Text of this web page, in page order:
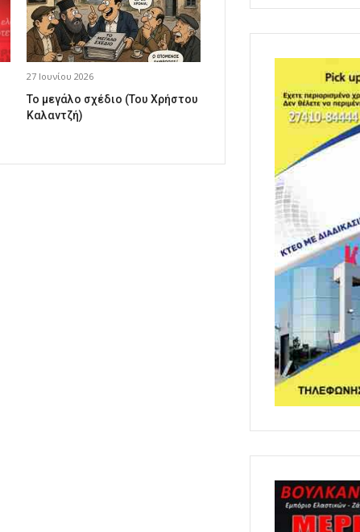
27 Ιουνίου 2026
Το μεγάλο σχέδιο (Του Χρήστου
Καλαντζή)